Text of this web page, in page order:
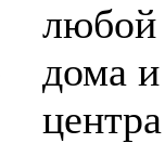
любой
дома